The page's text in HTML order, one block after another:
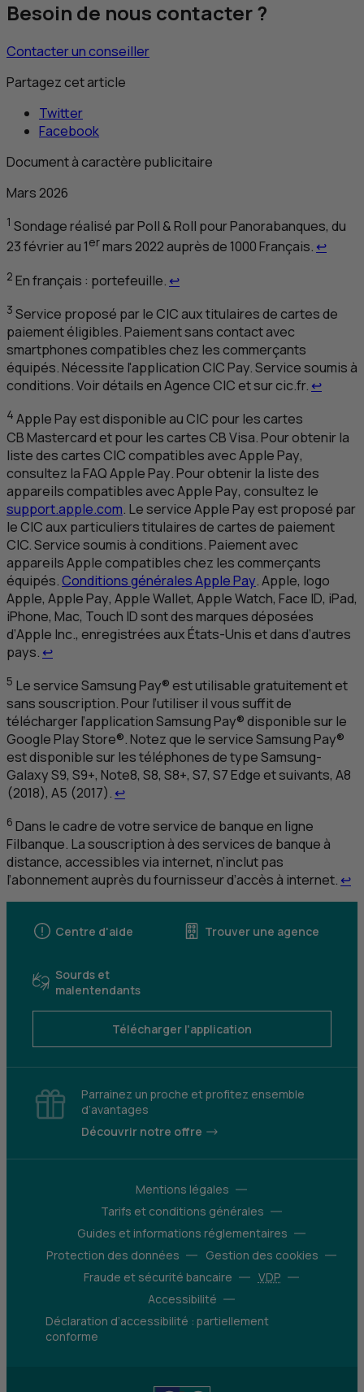
Besoin de nous contacter ?
Contacter un conseiller
Partagez cet article
Twitter
Facebook
Document à caractère publicitaire
Mars 2026
1 Sondage réalisé parPoll & Roll pour Panorabanques, du
23 février au 1ermars 2022 auprès de 1000 Français. ↩
2 En français : portefeuille. ↩Retour au renvoi 2
3 Service proposé par leCICaux titulaires de cartes de
paiement éligibles. Paiement sans contact avec
smartphones compatibles chez les commerçants
équipés. Nécessite l'applicationCICPay. Service soumis à
conditions. Voir détails en AgenceCICet sur cic.fr. ↩
4 Apple Payest disponible auCIC pour les cartes
CBMastercardet pour les cartesCBVisa. Pour obtenir la
liste des cartesCICcompatibles avecApple Pay,
consultez laFAQApple Pay. Pour obtenir la liste des
appareils compatibles avecApple Pay, consultez le
support.apple.com. Le serviceApple Payest proposé par
leCICaux particuliers titulaires de cartes de paiement
CIC. Service soumis à conditions. Paiement avec
appareilsApplecompatibles chez les commerçants
équipés.Conditions généralesApple Pay.Apple, logo
Apple, Apple Pay, Apple Wallet, Apple Watch, Face ID, iPad,
iPhone, Mac, Touch IDsont des marques déposées
d’Apple Inc., enregistrées aux États-Unis et dans d’autres
pays. ↩Retour au renvoi 4
5 Le service Samsung Pay® est utilisable gratuitement et
sans souscription. Pour l’utiliser il vous suffit de
télécharger l’application Samsung Pay® disponible sur le
Google Play Store®. Notez que le service Samsung Pay®
est disponible sur les téléphones de type Samsung-
Galaxy S9, S9+, Note8, S8, S8+, S7, S7 Edge et suivants, A8
(2018), A5 (2017). ↩Retour au renvoi 5
6 Dans le cadre de votre service de banque en ligne
Filbanque. La souscription à des services de banque à
distance, accessibles via internet, n’inclut pas
l’abonnement auprès du fournisseur d’accès à internet. ↩
Centre d'aide Trouver une agence
Sourds et
malentendants
Télécharger l'application
Parrainez un proche et profitez ensemble
d’avantages
Découvrir notre offre
Mentions légales
Tarifs et conditions générales
Guides et informations réglementaires
Protection des données
Gestion des cookies
Fraude et sécurité bancaire
VDP
Accessibilité
Déclaration d’accessibilité : partiellement
conforme